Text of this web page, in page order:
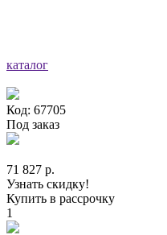
каталог
Код: 67705
Под заказ
71 827 р.
Узнать скидку!
Купить в рассрочку
1